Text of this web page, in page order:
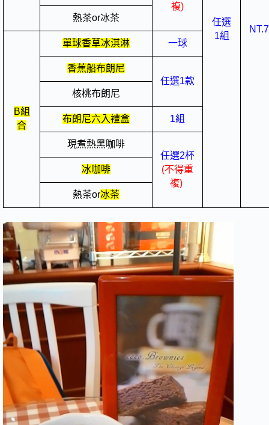
任選
1組
複)
熱茶or冰茶
B組
合
單球香草冰淇淋 一球
香蕉船布朗尼
任選1款
核桃布朗尼
布朗尼六入禮盒 1組
現煮熱黑咖啡
任選2杯
(不得重
複)
冰咖啡
熱茶or冰茶